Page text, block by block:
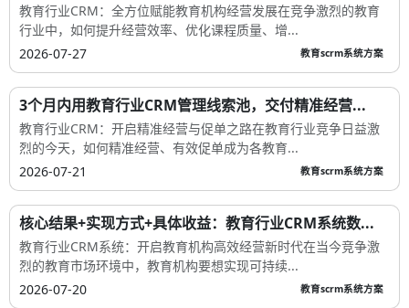
教育行业CRM：全方位赋能教育机构经营发展在竞争激烈的教育
行业中，如何提升经营效率、优化课程质量、增...
2026-07-27
教育scrm系统方案
3个月内用教育行业CRM管理线索池，交付精准经营...
教育行业CRM：开启精准经营与促单之路在教育行业竞争日益激
烈的今天，如何精准经营、有效促单成为各教育...
2026-07-21
教育scrm系统方案
核心结果+实现方式+具体收益：教育行业CRM系统数...
教育行业CRM系统：开启教育机构高效经营新时代在当今竞争激
烈的教育市场环境中，教育机构要想实现可持续...
2026-07-20
教育scrm系统方案